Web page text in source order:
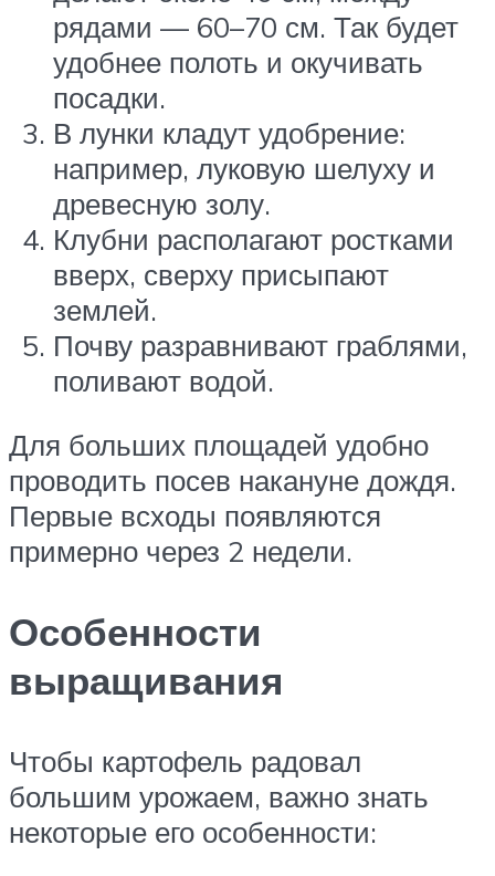
рядами — 60–70 см. Так будет
удобнее полоть и окучивать
посадки.
В лунки кладут удобрение:
например, луковую шелуху и
древесную золу.
Клубни располагают ростками
вверх, сверху присыпают
землей.
Почву разравнивают граблями,
поливают водой.
Для больших площадей удобно
проводить посев накануне дождя.
Первые всходы появляются
примерно через 2 недели.
Особенности
выращивания
Чтобы картофель радовал
большим урожаем, важно знать
некоторые его особенности: